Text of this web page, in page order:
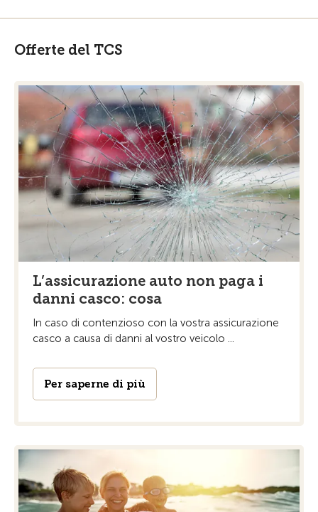
Offerte del TCS
L’assicurazione auto non paga i
danni casco: cosa
In caso di contenzioso con la vostra assicurazione
casco a causa di danni al vostro veicolo ...
Per saperne di più